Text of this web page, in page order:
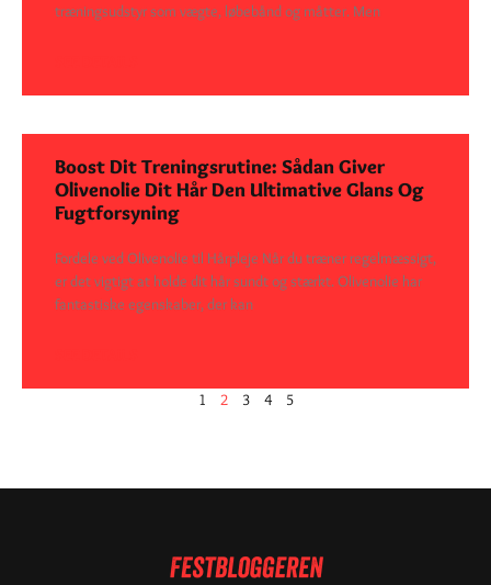
træningsudstyr som vægte, løbebånd og måtter. Men
Boost Dit Treningsrutine: Sådan Giver
Olivenolie Dit Hår Den Ultimative Glans Og
Fugtforsyning
Fordele ved Olivenolie til Hårpleje Når du træner regelmæssigt,
er det vigtigt at holde dit hår sundt og stærkt. Olivenolie har
fantastiske egenskaber, der kan
1 2 3 4 5